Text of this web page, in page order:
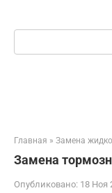
Поиск:
Главная » Замена
Замена
Опубликовано: 18 Ноя